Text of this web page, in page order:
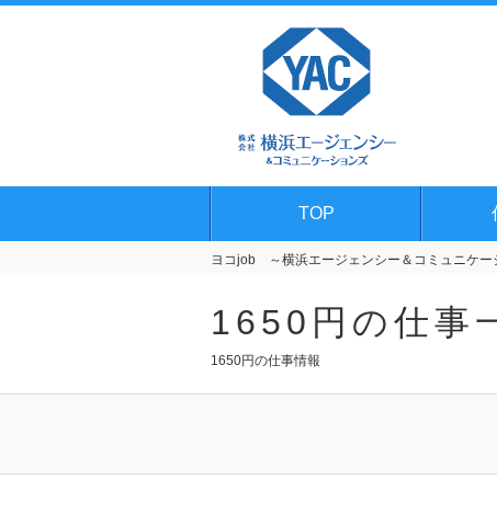
TOP
ヨコjob ～横浜エージェンシー＆コミュニケー
1650円の仕事
1650円の仕事情報